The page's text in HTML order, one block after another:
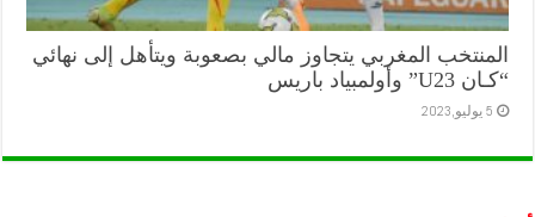
المنتخب المغربي يتجاوز مالي بصعوبة ويتأهل إلى نهائي
“كـان U23” وأولمبياد باريس
5 يوليو,2023